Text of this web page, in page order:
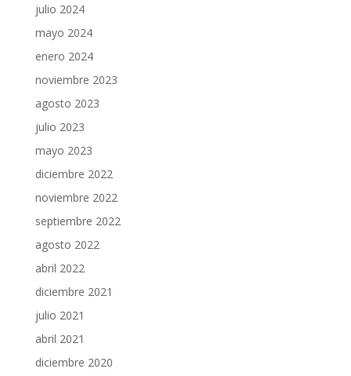
julio 2024
mayo 2024
enero 2024
noviembre 2023
agosto 2023
julio 2023
mayo 2023
diciembre 2022
noviembre 2022
septiembre 2022
agosto 2022
abril 2022
diciembre 2021
julio 2021
abril 2021
diciembre 2020